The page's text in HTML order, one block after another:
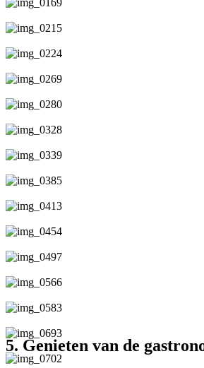
5. Genieten van de